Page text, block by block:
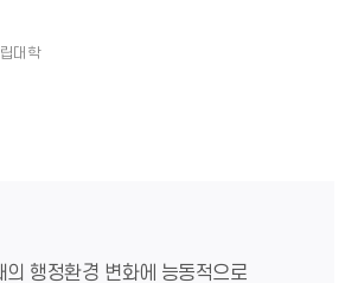
의 행정환경 변화에 능동적으로